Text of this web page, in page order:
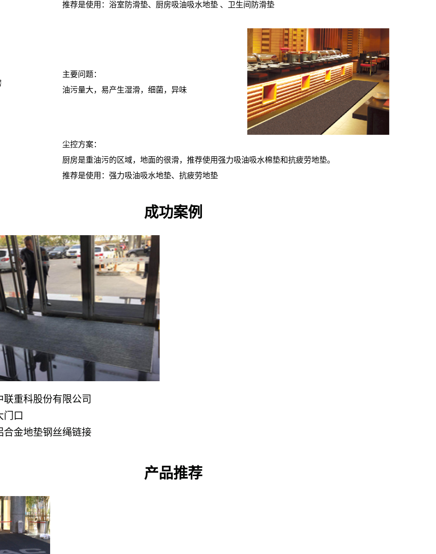
推荐是使用：浴室防滑垫、厨房吸油吸水地垫 、卫生间防滑垫
主要问题：
油污量大，易产生湿滑，细菌，异味
尘控方案：
厨房是重油污的区域，地面的很滑，推荐使用强力吸油吸水棉垫和抗疲劳地垫。
推荐是使用：强力吸油吸水地垫、抗疲劳地垫
成功案例
重科股份有限公司
门口
合金地垫钢丝绳链接
产品推荐